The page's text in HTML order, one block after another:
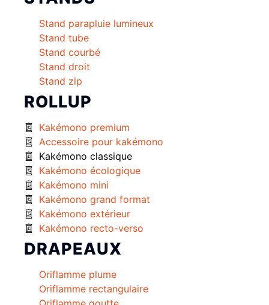
Stand parapluie lumineux
Stand tube
Stand courbé
Stand droit
Stand zip
ROLLUP
Kakémono premium
Accessoire pour kakémono
Kakémono classique
Kakémono écologique
Kakémono mini
Kakémono grand format
Kakémono extérieur
Kakémono recto-verso
DRAPEAUX
Oriflamme plume
Oriflamme rectangulaire